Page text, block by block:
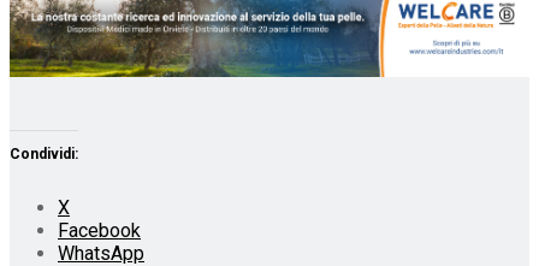
Condividi:
X
Facebook
WhatsApp